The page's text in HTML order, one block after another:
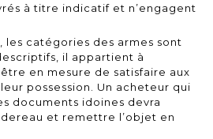
à titre indicatif et n’engagent
, les catégories des armes sont
il appartient à
en mesure de satisfaire aux
possession. Un acheteur qui
documents idoines devra
et remettre l’objet en